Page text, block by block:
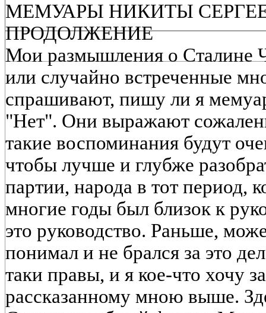
МЕМУАРЫ НИКИТЫ
ПРОДОЛЖЕНИЕ
Мои размышления о Сталине
или случайно встреченные
спрашивают, пишу ли я
"Нет". Они выражают
такие воспоминания будут
чтобы лучше и глубже
партии, народа в тот период,
многие годы был близок к
это руководство. Раньше,
понимал и не брался за это
таки правы, и я кое-что хочу
рассказанному мною выше.